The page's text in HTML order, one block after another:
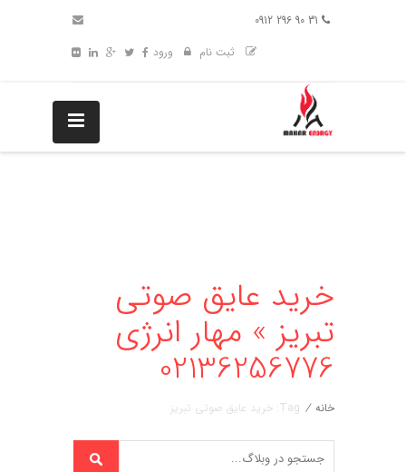
ثبت نام
ورود
خرید عایق صوتی
تبریز » مهار انرژی
02136256776
خانه / Tag: خرید عایق صوتی تبریز